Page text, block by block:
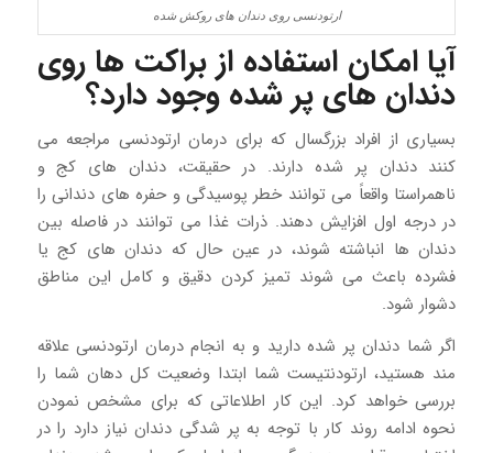
ارتودنسی روی دندان های روکش شده
آیا امکان استفاده از براکت ها روی
دندان های پر شده وجود دارد؟
بسیاری از افراد بزرگسال که برای درمان ارتودنسی مراجعه می
کنند دندان پر شده دارند. در حقیقت، دندان های کج و
ناهمراستا واقعاً می توانند خطر پوسیدگی و حفره های دندانی را
در درجه اول افزایش دهند. ذرات غذا می توانند در فاصله بین
دندان ها انباشته شوند، در عین حال که دندان های کج یا
فشرده باعث می شوند تمیز کردن دقیق و کامل این مناطق
دشوار شود.
اگر شما دندان پر شده دارید و به انجام درمان ارتودنسی علاقه
مند هستید، ارتودنتیست شما ابتدا وضعیت کل دهان شما را
بررسی خواهد کرد. این کار اطلاعاتی که برای مشخص نمودن
نحوه ادامه روند کار با توجه به پر شدگی دندان نیاز دارد را در